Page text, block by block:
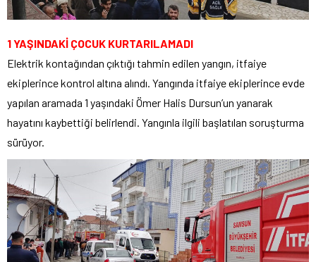
1 YAŞINDAKİ ÇOCUK KURTARILAMADI
Elektrik kontağından çıktığı tahmin edilen yangın, itfaiye
ekiplerince kontrol altına alındı. Yangında itfaiye ekiplerince evde
yapılan aramada 1 yaşındaki Ömer Halis Dursun’un yanarak
hayatını kaybettiği belirlendi. Yangınla ilgili başlatılan soruşturma
sürüyor.